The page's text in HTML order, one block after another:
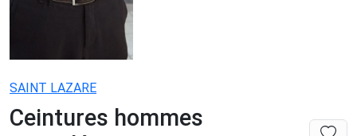
SAINT LAZARE
Ceintures hommes